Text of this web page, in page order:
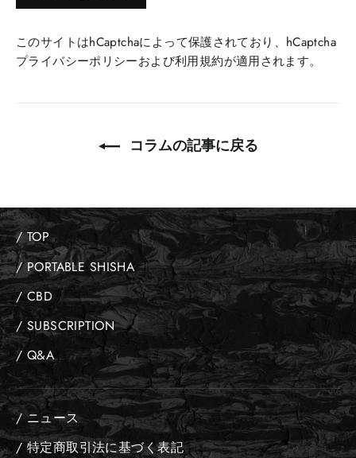
このサイトはhCaptchaによって保護されており、hCaptcha
プライバシーポリシーおよび利用規約が適用されます。
コラムの記事に戻る
/ TOP
/ PORTABLE SHISHA
/ CBD
/ SUBSCRIPTION
/ Q&A
/ ニュース
/ 特定商取引法に基づく表記